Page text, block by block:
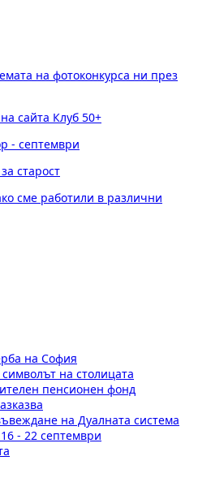
на фотоконкурса ни през
сайта Клуб 50+
- септември
старост
сме работили в различни
на София
на столицата
пенсионен фонд
на Дуалната система
- 22 септември